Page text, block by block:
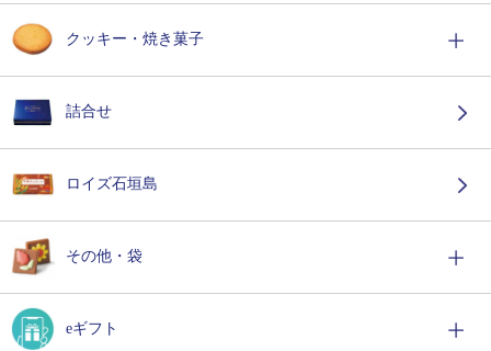
クッキー・焼き菓子
詰合せ
ロイズ石垣島
その他・袋
eギフト